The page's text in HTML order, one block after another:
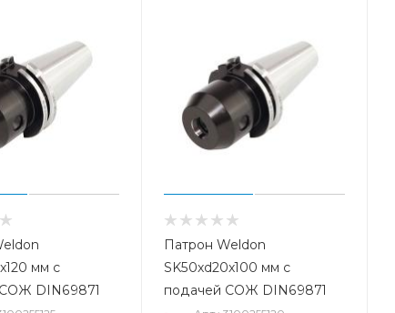
мм с
DIN69871
Патрон Weldon
SK50xd20x100 мм с
подачей СОЖ DIN69871